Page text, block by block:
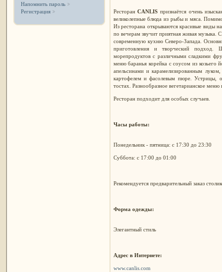
Напомнить пароль
Регистрация
РесторанCANLIS признаётся очень
великолепные блюда из рыбы и мяса.
Из ресторана открываются красивые виды
по вечерам звучит приятная живая музыка.
современную кухню Северо-Запада.
приготовления и творческий
морепродуктов с различными сладкими
меню баранья корейка с соусом из козьего
апельсинами и карамелизированным
картофелем и фасолевым пюре. Устрицы,
тостах. Разнообразное вегетарианское меню
Ресторан подходит для особых случаев.
Часы работы:
Понедельник - пятница: с 17:30 до 23:30
Суббота: с 17:00 до 01:00
Рекомендуется предварительный заказ
Форма одежды:
Элегантный стиль
Адрес в Интернете:
www.canlis.com